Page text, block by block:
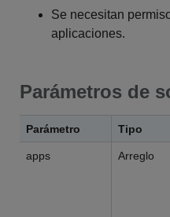
Se necesitan
aplicaciones.
Parámetros de
Parámetro Tipo
apps Arreglo